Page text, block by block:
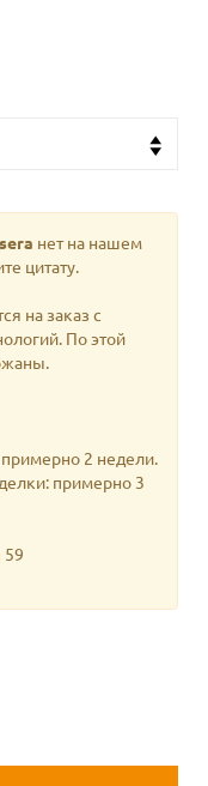
нет на нашем
цитату.
на заказ с
По этой
2 недели.
примерно 3
59